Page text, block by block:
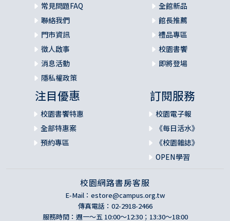
常見問題FAQ
聯絡我們
門市資訊
徵人啟事
消息活動
隱私權政策
全館新品
館長推薦
禮品專區
校園書饗
即將登場
注目優惠
校園書饗特惠
全部特惠案
預約專區
訂閱服務
校園電子報
《每日活水》
《校園雜誌》
OPEN學習
校園網路書房客服
E-Mail： estore@campus.org.tw
傳真電話：02-2918-2466
服務時間：週一～五 10:00～12:30；13:30～18:00